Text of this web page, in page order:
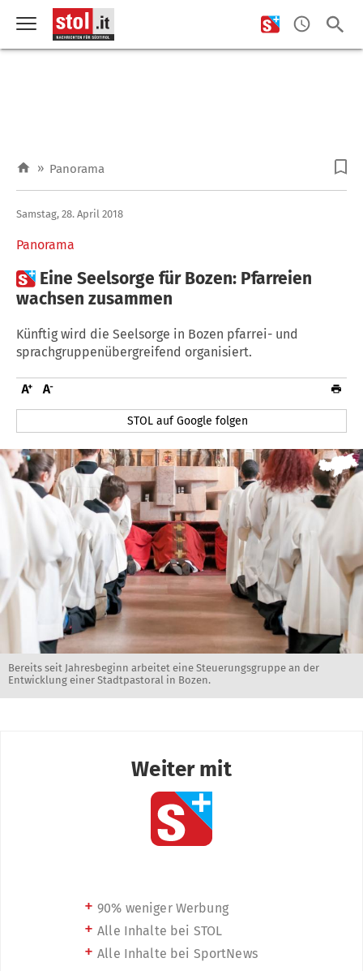
» Panorama
Panorama
Samstag, 28. April 2018
 Eine Seelsorge für Bozen: Pfarreien
wachsen zusammen
Künftig wird die Seelsorge in Bozen pfarrei- und
sprachgruppenübergreifend organisiert.
STOL auf Google folgen
Bereits seit Jahresbeginn arbeitet eine Steuerungsgruppe an der
Entwicklung einer Stadtpastoral in Bozen.